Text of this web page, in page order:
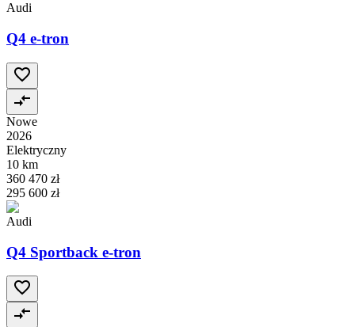
Audi
Q4 e-tron
Nowe
2026
Elektryczny
10 km
360 470 zł
295 600 zł
Audi
Q4 Sportback e-tron